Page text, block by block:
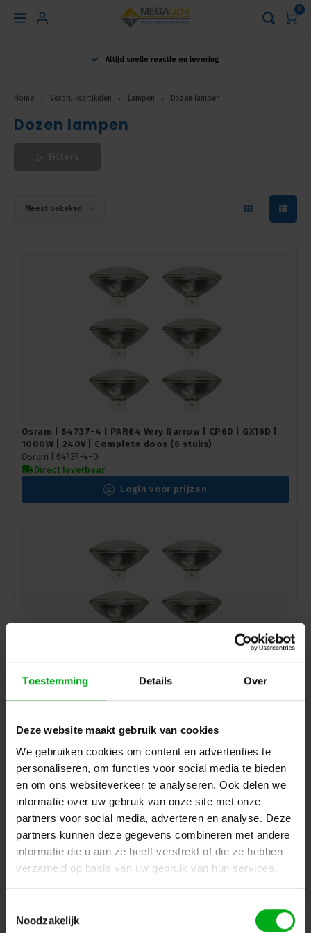
Toestemming Details Over
Deze website maakt gebruik van cookies
We gebruiken cookies om content en advertenties te
personaliseren, om functies voor social media te bieden
en om ons websiteverkeer te analyseren. Ook delen we
informatie over uw gebruik van onze site met onze
partners voor social media, adverteren en analyse. Deze
partners kunnen deze gegevens combineren met andere
informatie die u aan ze heeft verstrekt of die ze hebben
verzameld op basis van uw gebruik van hun services.
Noodzakelijk
Hoofdmenu
Nederlands
Français
0
Altijd snelle reactie en levering
Home Verbruiksartikelen Lampen Dozen lampen
Dozen lampen
Meest bekeken
Osram | 64737-4 | PAR64 Very Narrow | CP60 | GX16D |
1000W | 240V | Complete doos (6 stuks)
Osram | 64737-4-D
Direct leverbaar
Login voor prijzen
Osram |64738-4-D
Login voor prijzen